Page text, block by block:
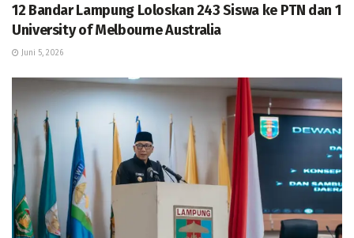
12 Bandar Lampung Loloskan 243 Siswa ke PTN dan 1
University of Melbourne Australia
Juni 5, 2026